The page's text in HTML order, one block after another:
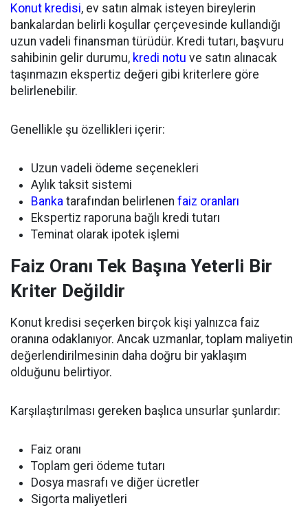
Konut kredisi, ev satın almak isteyen bireylerin
bankalardan belirli koşullar çerçevesinde kullandığı
uzun vadeli finansman türüdür. Kredi tutarı, başvuru
sahibinin gelir durumu, kredi notu ve satın alınacak
taşınmazın ekspertiz değeri gibi kriterlere göre
belirlenebilir.
Genellikle şu özellikleri içerir:
Uzun vadeli ödeme seçenekleri
Aylık taksit sistemi
Banka tarafından belirlenen faiz oranları
Ekspertiz raporuna bağlı kredi tutarı
Teminat olarak ipotek işlemi
Faiz Oranı Tek Başına Yeterli Bir
Kriter Değildir
Konut kredisi seçerken birçok kişi yalnızca faiz
oranına odaklanıyor. Ancak uzmanlar, toplam maliyetin
değerlendirilmesinin daha doğru bir yaklaşım
olduğunu belirtiyor.
Karşılaştırılması gereken başlıca unsurlar şunlardır:
Faiz oranı
Toplam geri ödeme tutarı
Dosya masrafı ve diğer ücretler
Sigorta maliyetleri